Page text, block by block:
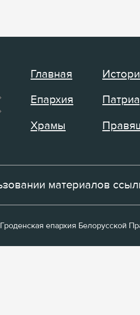
Главная
Епархия
Храмы
материалов
епархия Белорусской